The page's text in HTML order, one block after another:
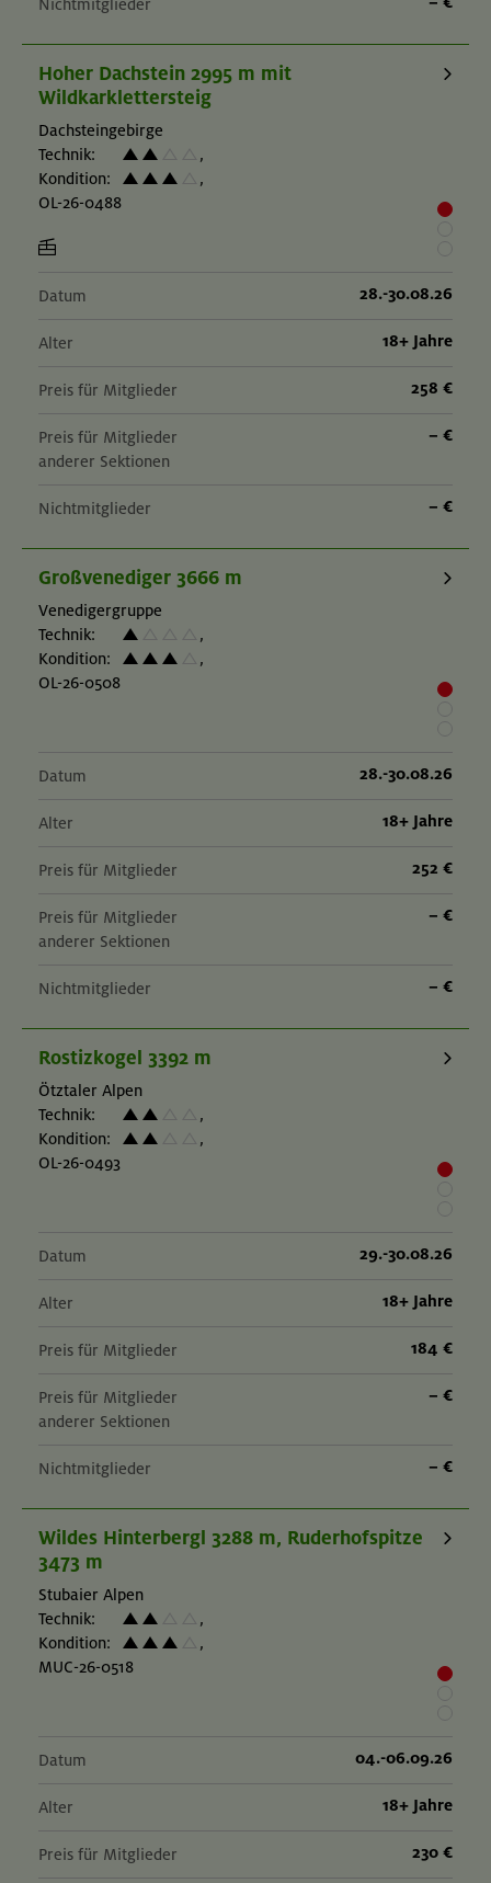
Nichtmitglieder
Hoher Dachstein 2995 m mit
Wildkarklettersteig
Dachsteingebirge
Technik:
,
Kondition:
,
OL-26-0488
Datum 28.-30.08.26
Alter 18+ Jahre
Preis für Mitglieder 258 €
Preis für Mitglieder
anderer Sektionen
– €
Nichtmitglieder – €
Großvenediger 3666 m
Venedigergruppe
Technik:
,
Kondition:
,
OL-26-0508
Datum 28.-30.08.26
Alter 18+ Jahre
Preis für Mitglieder 252 €
Preis für Mitglieder
anderer Sektionen
– €
Nichtmitglieder – €
Rostizkogel 3392 m
Ötztaler Alpen
Technik:
,
Kondition:
,
OL-26-0493
Datum 29.-30.08.26
Alter 18+ Jahre
Preis für Mitglieder 184 €
Preis für Mitglieder
anderer Sektionen
– €
Nichtmitglieder – €
Wildes Hinterbergl 3288 m, Ruderhofspitze
3473 m
Stubaier Alpen
Technik:
,
Kondition:
,
MUC-26-0518
Datum 04.-06.09.26
Alter 18+ Jahre
Preis für Mitglieder 230 €